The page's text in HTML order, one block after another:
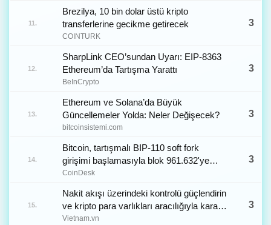
11.
Brezilya, 10 bin dolar üstü kripto
transferlerine gecikme getirecek
COINTURK
3
12.
SharpLink CEO’sundan Uyarı: EIP-8363
Ethereum’da Tartışma Yarattı
BeInCrypto
3
13.
Ethereum ve Solana’da Büyük
Güncellemeler Yolda: Neler Değişecek?
bitcoinsistemi.com
3
14.
Bitcoin, tartışmalı BIP-110 soft fork
girişimi başlamasıyla blok 961.632'ye
ulaştı
CoinDesk
3
15.
Nakit akışı üzerindeki kontrolü güçlendirin
ve kripto para varlıkları aracılığıyla kara
para aklama için kullanılan boşlukları
Vietnam.vn
3